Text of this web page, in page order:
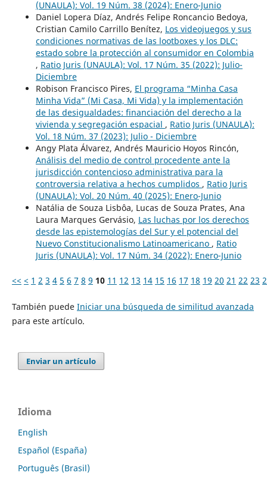
(UNAULA): Vol. 19 Núm. 38 (2024): Enero-Junio
Daniel Lopera Díaz, Andrés Felipe Roncancio Bedoya,
Cristian Camilo Carrillo Benítez, Los videojuegos y sus
condiciones normativas de las lootboxes y los DLC:
estado sobre la protección al consumidor en Colombia
, Ratio Juris (UNAULA): Vol. 17 Núm. 35 (2022): Julio-
Diciembre
Robison Francisco Pires, El programa “Minha Casa
Minha Vida” (Mi Casa, Mi Vida) y la implementación
de las desigualdades: financiación del derecho a la
vivienda y segregación espacial , Ratio Juris (UNAULA):
Vol. 18 Núm. 37 (2023): Julio - Diciembre
Angy Plata Álvarez, Andrés Mauricio Hoyos Rincón,
Análisis del medio de control procedente ante la
jurisdicción contencioso administrativa para la
controversia relativa a hechos cumplidos , Ratio Juris
(UNAULA): Vol. 20 Núm. 40 (2025): Enero-Junio
Natália de Souza Lisbôa, Lucas de Souza Prates, Ana
Laura Marques Gervásio, Las luchas por los derechos
desde las epistemologías del Sur y el potencial del
Nuevo Constitucionalismo Latinoamericano , Ratio
Juris (UNAULA): Vol. 17 Núm. 34 (2022): Enero-Junio
<< < 1 2 3 4 5 6 7 8 9 10 11 12 13 14 15 16 17 18 19 20 21 22 23
También puede Iniciar una búsqueda de similitud avanzada
para este artículo.
Enviar un artículo
Idioma
English
Español (España)
Português (Brasil)